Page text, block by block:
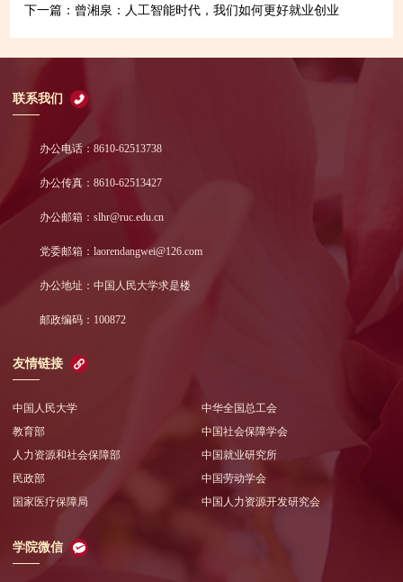
下一篇： 曾湘泉：人工智能时代，我们如何更好就业创业
联系我们
办公电话：8610-62513738
办公传真：8610-62513427
办公邮箱：slhr@ruc.edu.cn
党委邮箱：laorendangwei@126.com
办公地址：中国人民大学求是楼
邮政编码：100872
友情链接
中国人民大学
教育部
人力资源和社会保障部
民政部
国家医疗保障局
中华全国总工会
中国社会保障学会
中国就业研究所
中国劳动学会
中国人力资源开发研究会
学院微信